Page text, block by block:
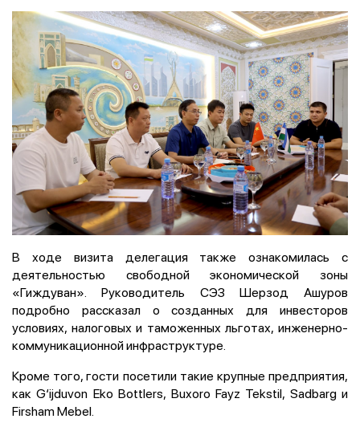
В ходе визита делегация также ознакомилась с
деятельностью свободной экономической зоны
«Гиждуван». Руководитель СЭЗ Шерзод Ашуров
подробно рассказал о созданных для инвесторов
условиях, налоговых и таможенных льготах, инженерно-
коммуникационной инфраструктуре.
Кроме того, гости посетили такие крупные предприятия,
как G‘ijduvon Eko Bottlers, Buxoro Fayz Tekstil, Sadbarg и
Firsham Mebel.